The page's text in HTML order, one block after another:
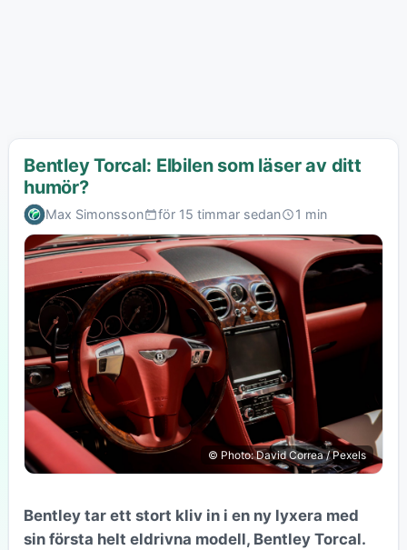
Bentley Torcal: Elbilen som läser av ditt
humör?
Max Simonsson för 15 timmar sedan 1 min
© Photo: David Correa / Pexels
Bentley tar ett stort kliv in i en ny lyxera med
sin första helt eldrivna modell, Bentley Torcal.